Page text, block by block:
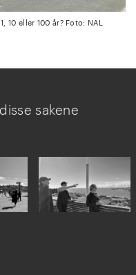
10 eller 100 år? Foto: NAL
sakene